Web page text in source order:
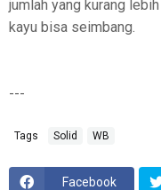
jumlah yang kurang
kayu bisa seimbang.
---
Tags Solid WB
Facebook